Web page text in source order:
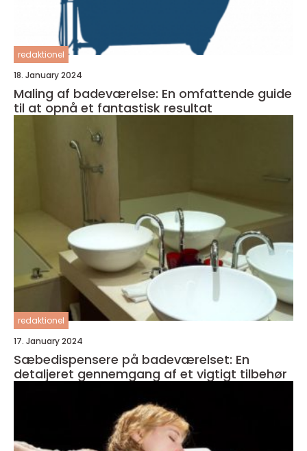
redaktionel
18. January 2024
Maling af badeværelse: En omfattende guide
til at opnå et fantastisk resultat
redaktionel
17. January 2024
Sæbedispensere på badeværelset: En
detaljeret gennemgang af et vigtigt tilbehør